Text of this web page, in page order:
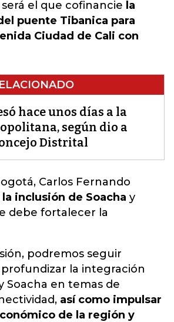
el que cofinancie la
puente Tibanica para
Ciudad de Cali con
hace unos días a la
según dio a
Distrital
Carlos Fernando
inclusión de Soacha y
debe fortalecer la
podremos seguir
la integración
Soacha en temas de
así como impulsar
de la región y